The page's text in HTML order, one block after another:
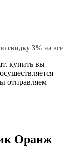
скидку 3% на все
купить вы
отправляем
Оранж